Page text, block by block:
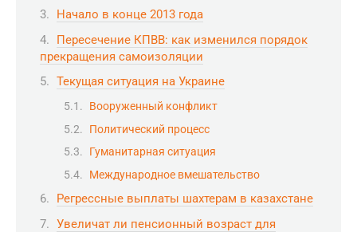
Начало в конце 2013 года
Пересечение КПВВ: как изменился порядок
прекращения самоизоляции
Текущая ситуация на Украине
Вооруженный конфликт
Политический процесс
Гуманитарная ситуация
Международное вмешательство
Регрессные выплаты шахтерам в казахстане
Увеличат ли пенсионный возраст для